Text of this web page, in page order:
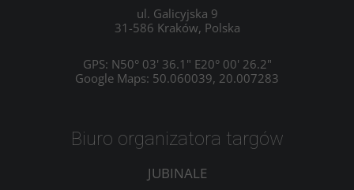
Biuro organizatora targów
JUBINALE
ul. Galicyjska 9
31-586 Kraków, Polska
GPS: N50° 03' 36.1" E20° 00' 26.2"
Google Maps: 50.060039, 20.007283